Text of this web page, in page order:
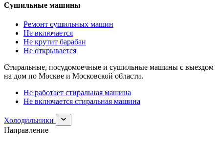
Сушильные машины
Ремонт сушильных машин
Не включается
Не крутит барабан
Не открывается
Стиральные, посудомоечные и сушильные машины с выездом
на дом по Москве и Московской области.
Не работает стиральная машина
Не включается стиральная машина
Холодильники
Раскрыть
раздел
Направление